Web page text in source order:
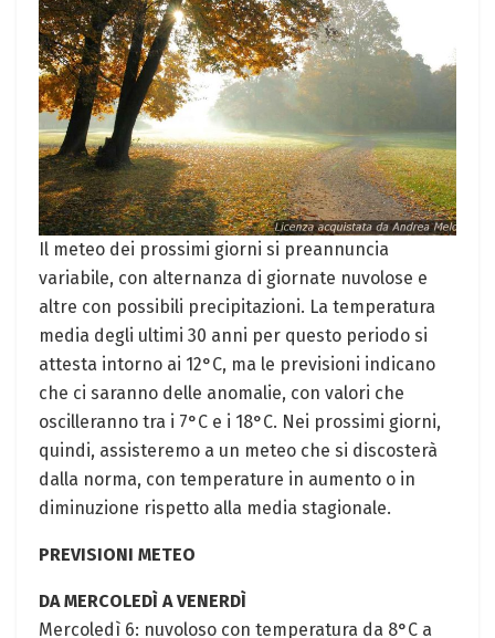
Il meteo dei prossimi giorni si ​preannuncia
variabile, ⁢con‍ alternanza di giornate⁣ nuvolose e
altre con possibili‍ precipitazioni. La temperatura
media ⁢degli ultimi 30 anni per questo periodo ‍si
attesta intorno ai 12°C, ma le previsioni indicano
che ci saranno delle ‍anomalie, con valori che
oscilleranno tra i 7°C e ‌i 18°C. Nei prossimi⁢ giorni,
quindi, assisteremo a un meteo che si discosterà
dalla norma, con temperature in aumento o in
‌diminuzione rispetto alla media stagionale.
PREVISIONI METEO
DA ​MERCOLEDÌ A VENERDÌ
Mercoledì 6: nuvoloso con temperatura da 8°C a